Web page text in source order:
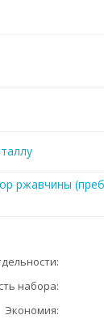
ржавчины
набора:
Экономия: